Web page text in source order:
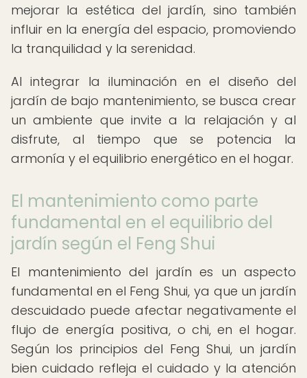
mejorar la estética del jardín, sino también
influir en la energía del espacio, promoviendo
la tranquilidad y la serenidad.
Al integrar la iluminación en el diseño del
jardín de bajo mantenimiento, se busca crear
un ambiente que invite a la relajación y al
disfrute, al tiempo que se potencia la
armonía y el equilibrio energético en el hogar.
El mantenimiento como parte
fundamental en el equilibrio del
jardín según el Feng Shui
El mantenimiento del jardín es un aspecto
fundamental en el Feng Shui, ya que un jardín
descuidado puede afectar negativamente el
flujo de energía positiva, o chi, en el hogar.
Según los principios del Feng Shui, un jardín
bien cuidado refleja el cuidado y la atención